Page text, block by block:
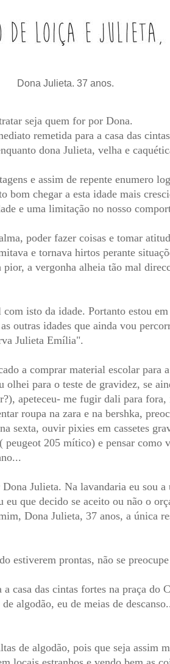
Dona Julieta. 37 anos.
seja quem for por Dona.
remetida para a casa das
dona Julieta, velha e
e assim de repente enumero
chegar a esta idade mais
e uma limitação no nosso
poder fazer coisas e tomar
e tornava hirtos perante
a vergonha alheia tão mal
isto da idade. Portanto estou
outras idades que ainda vou
Julieta Emília".
a comprar material escolar
para o teste de gravidez, se
apeteceu- me fugir dali para
roupa na zara e na bershka,
sexta, ouvir pixies em cassetes
205 mítico) e pensar como
Julieta. Na lavandaria eu sou a
que decido se aceito ou não o
Dona Julieta, 37 anos, a única
estiverem prontas, não se preocupe
casa das cintas fortes na praça do
algodão, eu de meias de
de algodão, pois que seja assim